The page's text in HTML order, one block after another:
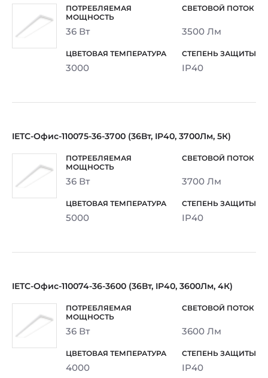
36 Вт 3500 Лм
3000 IP40
IETC-Офис-110075-36-3700 (36Вт, IP40, 3700Лм, 5К)
36 Вт 3700 Лм
5000 IP40
IETC-Офис-110074-36-3600 (36Вт, IP40, 3600Лм, 4К)
36 Вт 3600 Лм
4000 IP40